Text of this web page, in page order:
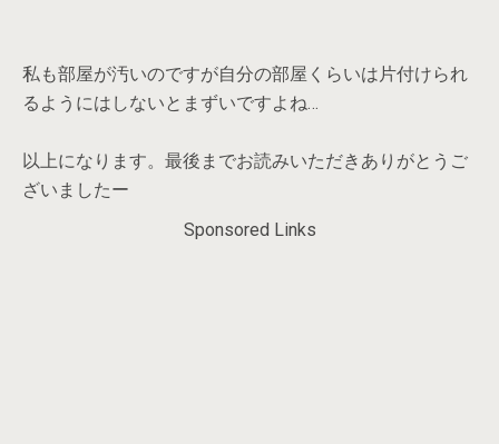
私も部屋が汚いのですが自分の部屋くらいは片付けられ
るようにはしないとまずいですよね…
以上になります。最後までお読みいただきありがとうご
ざいましたー
Sponsored Links